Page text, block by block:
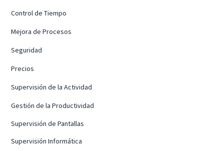
Control de Tiempo
Mejora de Procesos
Seguridad
Precios
Supervisión de la Actividad
Gestión de la Productividad
Supervisión de Pantallas
Supervisión Informática